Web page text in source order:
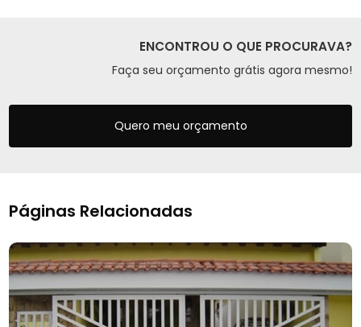
ENCONTROU O QUE PROCURAVA?
Faça seu orçamento grátis agora mesmo!
Quero meu orçamento
Páginas Relacionadas